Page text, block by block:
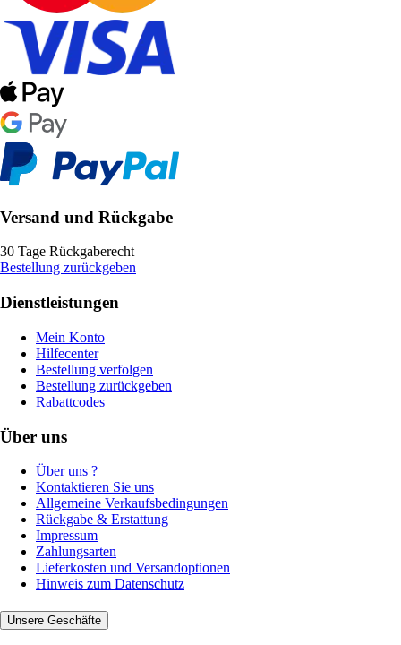
Versand und Rückgabe
30 Tage Rückgaberecht
Bestellung zurückgeben
Dienstleistungen
Mein Konto
Hilfecenter
Bestellung verfolgen
Bestellung zurückgeben
Rabattcodes
Über uns
Über uns ?
Kontaktieren Sie uns
Allgemeine Verkaufsbedingungen
Rückgabe & Erstattung
Impressum
Zahlungsarten
Lieferkosten und Versandoptionen
Hinweis zum Datenschutz
Unsere Geschäfte